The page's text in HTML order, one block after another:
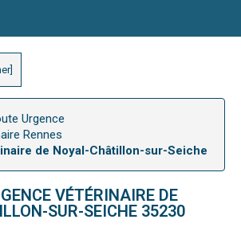
Urgence
Rennes
de Noyal-Châtillon-sur-Seiche
VÉTÉRINAIRE DE
SUR-SEICHE 35230